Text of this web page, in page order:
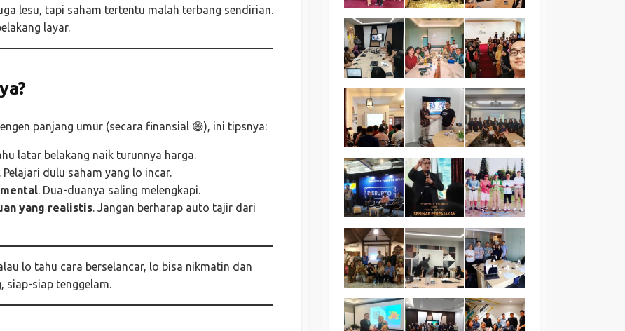
lesu, tapi saham tertentu malah terbang sendirian.
layar.
panjang umur (secara finansial 😅), ini tipsnya:
latar belakang naik turunnya harga.
. Pelajari dulu saham yang lo incar.
. Dua-duanya saling melengkapi.
yang realistis. Jangan berharap auto tajir dari
lo tahu cara berselancar, lo bisa nikmatin dan
siap-siap tenggelam.